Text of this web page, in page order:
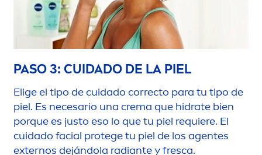
PASO 3: CUIDADO DE LA PIEL
Elige el tipo de cuidado correcto para tu tipo de
piel. Es necesario una crema que hidrate bien
porque es justo eso lo que tu piel requiere. El
cuidado facial protege tu piel de los agentes
externos dejándola radiante y fresca.